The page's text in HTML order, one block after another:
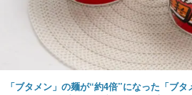
「ブタメン」の麺が“約4倍”になった「ブ